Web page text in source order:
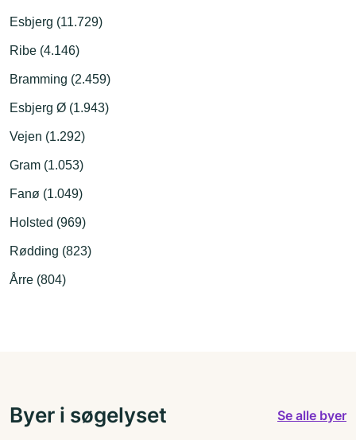
Esbjerg (11.729)
Ribe (4.146)
Bramming (2.459)
Esbjerg Ø (1.943)
Vejen (1.292)
Gram (1.053)
Fanø (1.049)
Holsted (969)
Rødding (823)
Årre (804)
Byer i søgelyset Se alle byer